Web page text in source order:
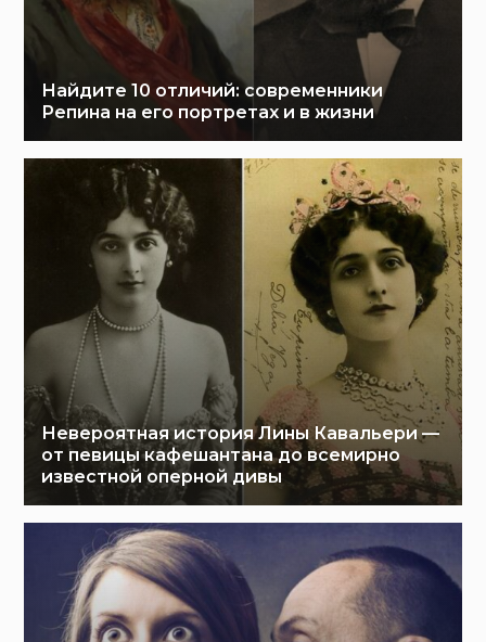
Найдите 10 отличий: современники
Репина на его портретах и в жизни
Невероятная история Лины Кавальери —
от певицы кафешантана до всемирно
известной оперной дивы